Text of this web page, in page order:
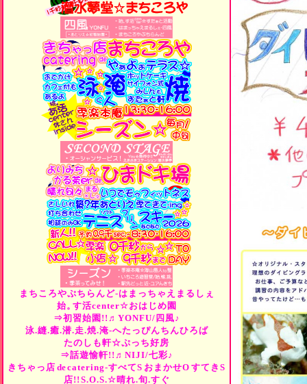
まちころやぷちらんど-はまっちゃえまるしぇ
始。す活center☆おはじめ園
⇒初習始園!!♬YONFU/四風♪
泳.縫.癒.潜.走.焼.淹-へたっぴんちんひろば
たのしも軒☆ぷっち好房
⇒話遊愉軒!!♬NIJI/七彩♪
きちゃっ店 decatering-すべてS おまかせO すてき S
店!! S.O.S.☆晴れ.旬.すぐ